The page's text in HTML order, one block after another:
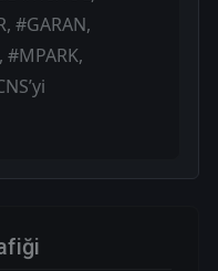
#GARAN,
#MPARK,